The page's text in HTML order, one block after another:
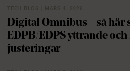
Digital Omnibus – så här
EDPB/EDPS yttrande och
justeringar